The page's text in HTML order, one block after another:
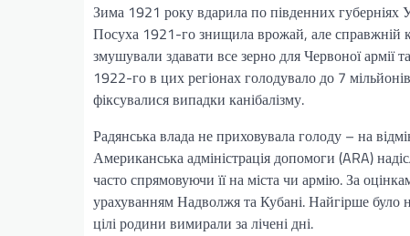
Зима 1921 року вдарила по південних губерніях
Посуха 1921-го знищила врожай, але справжній
змушували здавати все зерно для Червоної армії
1922-го в цих регіонах голодувало до 7
фіксувалися випадки канібалізму.
Радянська влада не приховувала голоду – на
Американська адміністрація допомоги (ARA)
часто спрямовуючи її на міста чи армію. За
урахуванням Надволжя та Кубані. Найгірше
цілі родини вимирали за лічені дні.